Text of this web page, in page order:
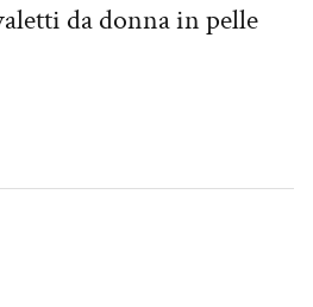
da donna in pelle